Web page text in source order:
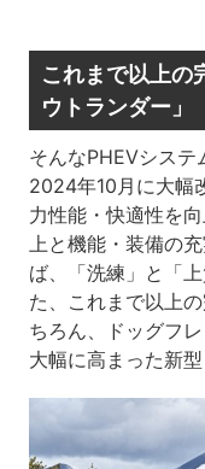
これまで以上の
ウトランダー」
そんなPHEVシステ
2024年10月に大幅
力性能・快適性を
上と機能・装備の
ば、「洗練」と「
た、これまで以上
ちろん、ドッグフ
大幅に高まった新型